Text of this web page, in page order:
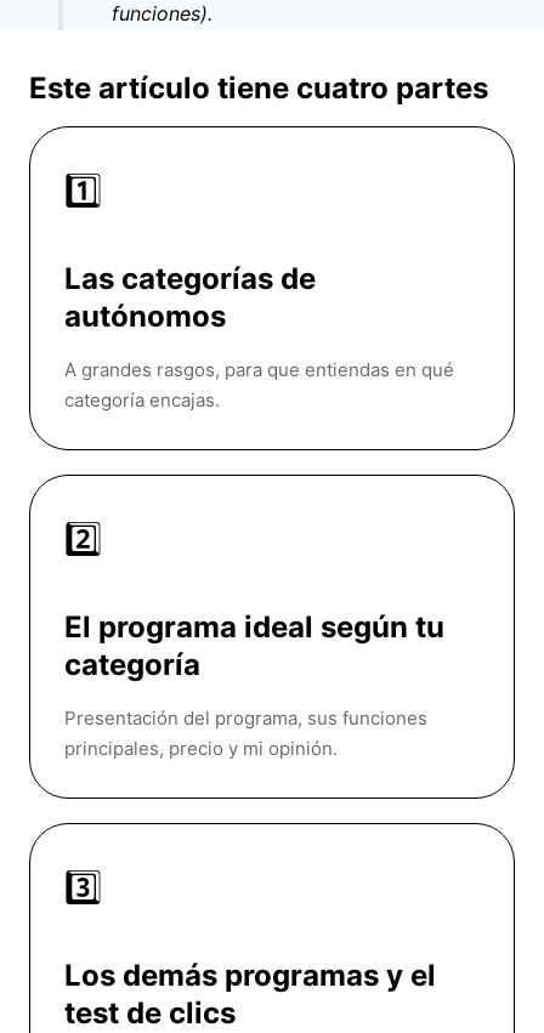
funciones).
Este artículo tiene cuatro partes
1️⃣
Las categorías de
autónomos
A grandes rasgos, para que entiendas en qué
categoría encajas.
2️⃣
El programa ideal según tu
categoría
Presentación del programa, sus funciones
principales, precio y mi opinión.
3️⃣
Los demás programas y el
test de clics